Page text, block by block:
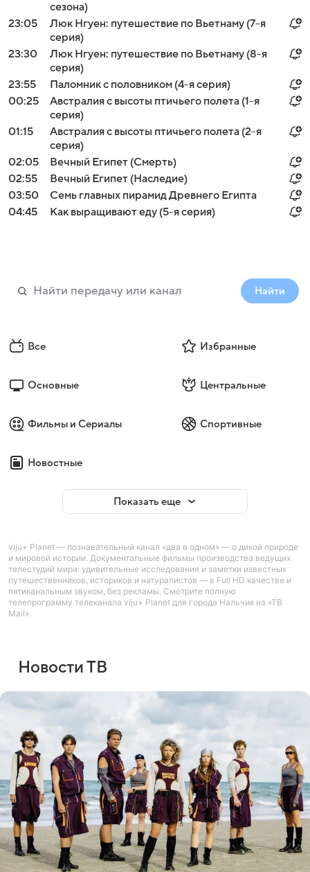
сезона)
23:05
Люк Нгуен: путешествие по Вьетнаму (7-я
серия)
23:30
Люк Нгуен: путешествие по Вьетнаму (8-я
серия)
23:55
Паломник с половником (4-я серия)
00:25
Австралия с высоты птичьего полета (1-я
серия)
01:15
Австралия с высоты птичьего полета (2-я
серия)
02:05
Вечный Египет (Смерть)
02:55
Вечный Египет (Наследие)
03:50
Семь главных пирамид Древнего Египта
04:45
Как выращивают еду (5-я серия)
Найти
Все Избранные
Основные Центральные
Фильмы и Сериалы Спортивные
Новостные
Показать еще
viju+ Planet — познавательный канал «два в одном» — о дикой природе
и мировой истории. Документальные фильмы производства ведущих
телестудий мира: удивительные исследования и заметки известных
путешественников, историков и натуралистов — в Full HD качестве и
пятиканальным звуком, без рекламы. Смотрите полную
телепрограмму телеканала viju+ Planet для города Нальчик на «ТВ
Mail».
Новости ТВ